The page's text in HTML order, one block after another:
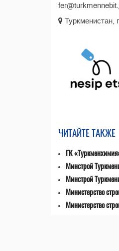
ЧИТАЙТЕ ТАКЖЕ
ГК
Минстрой
Минстрой
Министерство
Министерство